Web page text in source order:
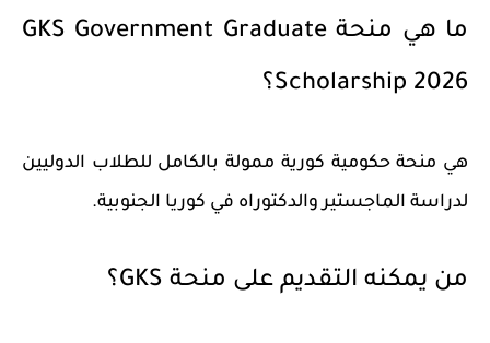
ما هي منحة GKS Government Graduate
Scholarship 2026؟
هي منحة حكومية كورية ممولة بالكامل للطلاب الدوليين
لدراسة الماجستير والدكتوراه في كوريا الجنوبية.
من يمكنه التقديم على منحة GKS؟